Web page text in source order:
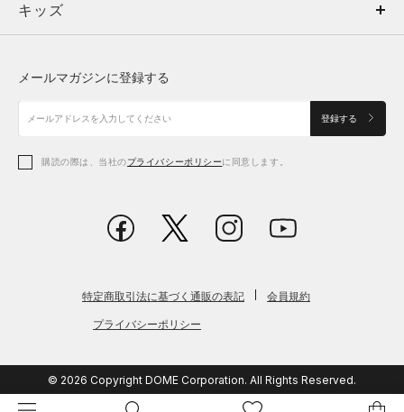
キッズ
アクセサリー
ボトムス
アクセサリー
トップス
シューズ
アクセサリー
キッズ
シューズ
メールマガジンに登録する
登録する
購読の際は、当社のプライバシーポリシーに同意します。
特定商取引法に基づく通販の表記 会員規約
プライバシーポリシー
© 2026 Copyright DOME Corporation. All Rights Reserved.